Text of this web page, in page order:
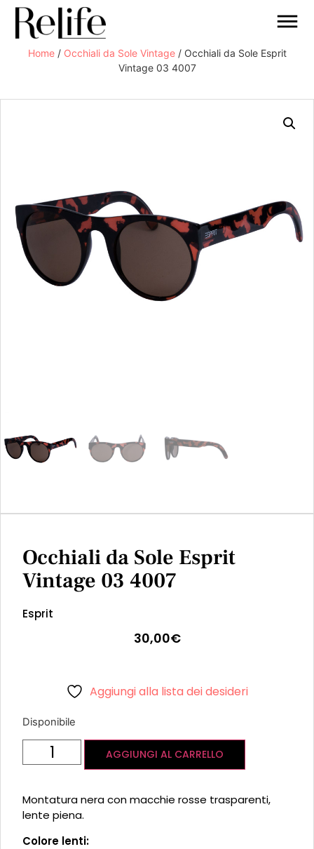
Home/ Occhiali da Sole Vintage/ Occhiali da Sole Esprit
Vintage 03 4007
Occhiali da Sole Esprit
Vintage 03 4007
Esprit
30,00€
Aggiungi alla lista dei desideri
Disponibile
AGGIUNGI AL CARRELLO
Montatura nera con macchie rosse trasparenti,
lente piena.
Colore lenti: